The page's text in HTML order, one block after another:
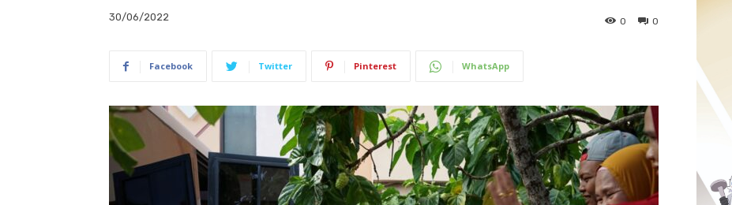
30/06/2022 0
0
Facebook Twitter Pinterest WhatsApp